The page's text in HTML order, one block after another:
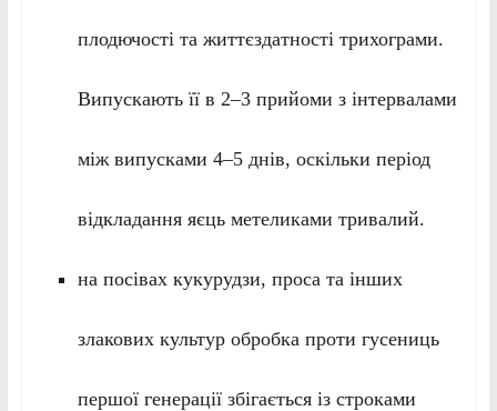
плодючості та життєздатності трихограми.
Випускають її в 2–3 прийоми з інтервалами
між випусками 4–5 днів, оскільки період
відкладання яєць метеликами тривалий.
на посівах кукурудзи, проса та інших
злакових культур обробка проти гусениць
першої генерації збігається із строками